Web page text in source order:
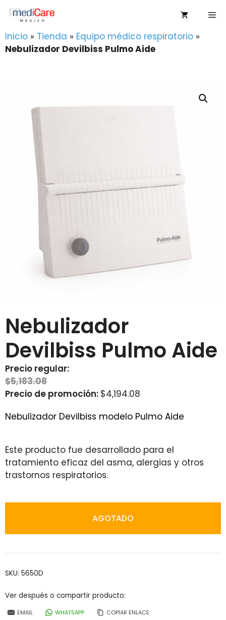
Saltar
contenido
Inicio » Tienda » Equipo médico respiratorio »
Nebulizador Devilbiss Pulmo Aide
Nebulizador
Devilbiss Pulmo Aide
Precio regular:
$5,183.08
Precio de promoción: $4,194.08
Nebulizador Devilbiss modelo Pulmo Aide
Este producto fue desarrollado para el
tratamiento eficaz del asma, alergias y otros
trastornos respiratorios.
AGOTADO
SKU: 5650D
Ver después o compartir producto:
EMAIL WHATSAPP COPIAR ENLACE